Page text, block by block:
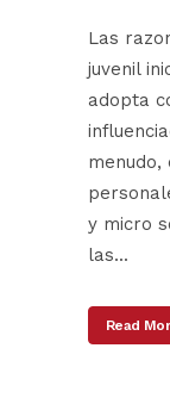
Las
juvenil
adopta
y micro
las...
Read